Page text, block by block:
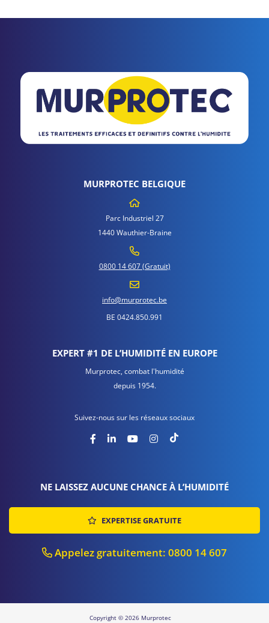
MURPROTEC BELGIQUE
Parc Industriel 27
1440 Wauthier-Braine
0800 14 607 (Gratuit)
info@murprotec.be
BE 0424.850.991
EXPERT #1 DE L’HUMIDITÉ EN EUROPE
Murprotec, combat l'humidité
depuis 1954.
Suivez-nous sur les réseaux sociaux
NE LAISSEZ AUCUNE CHANCE À L’HUMIDITÉ
EXPERTISE GRATUITE
Appelez gratuitement: 0800 14 607
Copyright © 2026 Murprotec